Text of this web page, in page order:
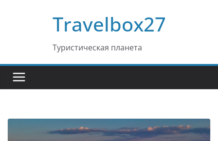
Travelbox27
Туристическая планета